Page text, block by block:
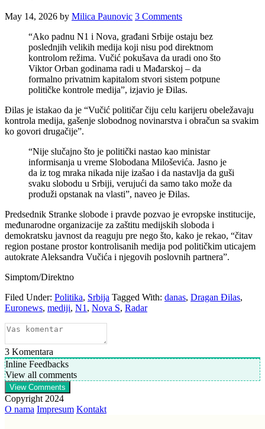
May 14, 2026 by Milica Paunovic 3 Comments
“Ako padnu N1 i Nova, građani Srbije ostaju bez
poslednjih velikih medija koji nisu pod direktnom
kontrolom režima. Vučić pokušava da uradi ono što
Viktor Orban godinama radi u Mađarskoj – da
formalno privatnim kapitalom stvori sistem potpune
političke kontrole medija”, izjavio je Đilas.
Đilas je istakao da je “Vučić političar čiju celu karijeru obeležavaju
kontrola medija, gašenje slobodnog novinarstva i obračun sa svakim
ko govori drugačije”.
“Nije slučajno što je politički nastao kao ministar
informisanja u vreme Slobodana Miloševića. Jasno je
da iz tog mraka nikada nije izašao i da nastavlja da guši
svaku slobodu u Srbiji, verujući da samo tako može da
produži opstanak na vlasti”, naveo je Đilas.
Predsednik Stranke slobode i pravde pozvao je evropske institucije,
međunarodne organizacije za zaštitu medijskih sloboda i
demokratsku javnost da reaguju pre nego što, kako je rekao, “čitav
region postane prostor kontrolisanih medija pod političkim uticajem
autokrate Aleksandra Vučića i njegovih poslovnih partnera”.
Simptom/Direktno
Filed Under: Politika, Srbija Tagged With: danas, Dragan Đilas,
Euronews, mediji, N1 , Nova S, Radar
3 Komentara
Inline Feedbacks
View all comments
View Comments
Copyright 2024
O nama Impresum Kontakt